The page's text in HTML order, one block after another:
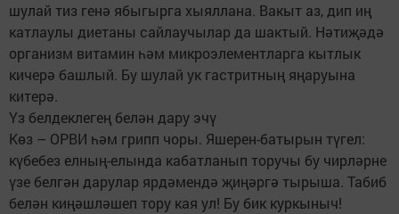
шулай тиз генә ябыгырга хыяллана. Вакыт аз, дип иң
катлаулы диетаны сайлаучылар да шактый. Нәтиҗәдә
организм витамин һәм микроэлементларга кытлык
кичерә башлый. Бу шулай ук гастритның яңаруына
китерә.
Үз белдеклегең белән дару эчү
Көз – ОРВИ һәм грипп чоры. Яшерен-батырын түгел:
күбебез елның-елында кабатланып торучы бу чирләрне
үзе белгән дарулар ярдәмендә җиңәргә тырыша. Табиб
белән киңәшләшеп тору кая ул! Бу бик куркыныч!